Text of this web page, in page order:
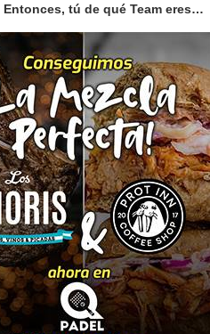
Entonces, tú de qué Team eres…